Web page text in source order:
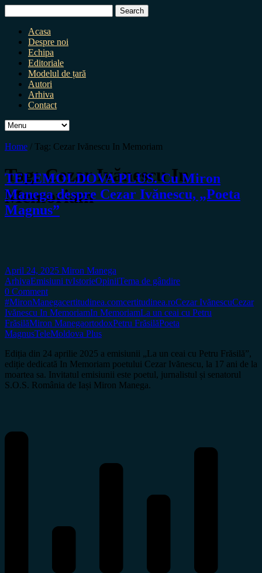
for:
Acasa
Despre noi
Echipa
Editoriale
Modelul de țară
Autori
Arhiva
Contact
Home / Tag: Cezar Ivănescu In Memoriam
Tag:Cezar Ivănescu In
Memoriam
TELEMOLDOVA PLUS. Cu Miron
Manega despre Cezar Ivănescu, „Poeta
Magnus”
April 24, 2025 Miron Manega
ArhivaEmisiuni tvIstorieOpiniiTema de gândire
0 Comment
#MironManegacertitudinea.comcertitudinea.roCezar IvănescuCezar
Ivănescu In MemoriamIn MemoriamLa un ceai cu Petru
FrăsilăMiron ManegaortodoxPetru FrăsilăPoeta
MagnusTeleMoldova Plus
Ediția din 24 aprilie 2025 a emisiunii „La un ceai cu Petru Frăsilă”,
ediție dedicată In Memoriam poetului Cezar Ivănescu, la 17 ani de la
moartea sa. Invitatul emisiunii este poetul, jurnalistul și senatorul
S.O.S. România de Iași Miron Manega.